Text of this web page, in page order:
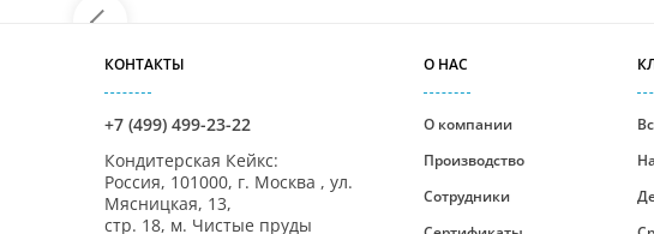
КОНТАКТЫ
+7 (499) 499-23-22
Кондитерская Кейкс:
Россия, 101000, г. Москва , ул.
Мясницкая, 13,
стр. 18, м. Чистые пруды
О НАС
О компании
Производство
Сотрудники